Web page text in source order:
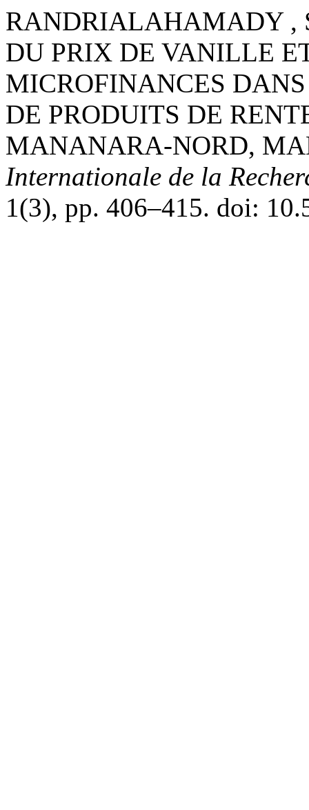
RANDRIALAHAMADY ,
DU PRIX DE VANILLE
MICROFINANCES
DE PRODUITS DE
MANANARA-NORD,
Internationale de la
1(3), pp. 406–415. doi: